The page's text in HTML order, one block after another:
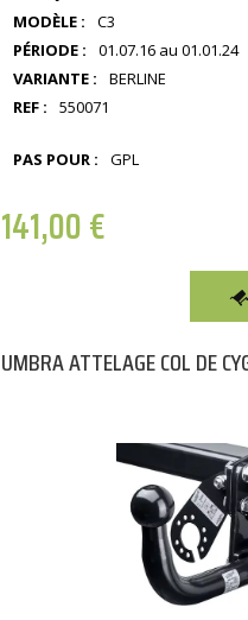
MODÈLE :
C3
PÉRIODE :
01.07.16 au 01.01.24
VARIANTE :
BERLINE
REF :
550071
PAS POUR : GPL
141,00€
UMBRA ATTELAGE COL DE